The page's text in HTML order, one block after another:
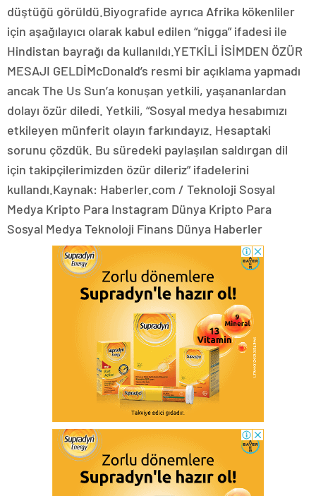
düştüğü görüldü.Biyografide ayrıca Afrika kökenliler
için aşağılayıcı olarak kabul edilen “nigga” ifadesi ile
Hindistan bayrağı da kullanıldı.YETKİLİ İSİMDEN ÖZÜR
MESAJI GELDİMcDonald’s resmi bir açıklama yapmadı
ancak The Us Sun’a konuşan yetkili, yaşananlardan
dolayı özür diledi. Yetkili, “Sosyal medya hesabımızı
etkileyen münferit olayın farkındayız. Hesaptaki
sorunu çözdük. Bu süredeki paylaşılan saldırgan dil
için takipçilerimizden özür dileriz” ifadelerini
kullandı.Kaynak: Haberler.com / Teknoloji Sosyal
Medya Kripto Para Instagram Dünya Kripto Para
Sosyal Medya Teknoloji Finans Dünya Haberler